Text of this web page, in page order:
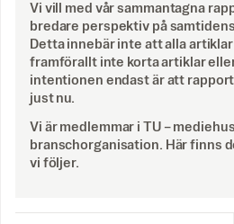
Vi vill med vår sammantagna
bredare perspektiv på
Detta innebär inte att alla
framförallt inte korta artiklar
intentionen endast är att
just nu.
Vi är medlemmar i TU –
branschorganisation. Här finns
vi följer.